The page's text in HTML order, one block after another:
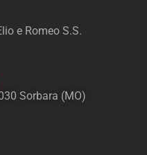
e Romeo S.S.
Sorbara (MO)